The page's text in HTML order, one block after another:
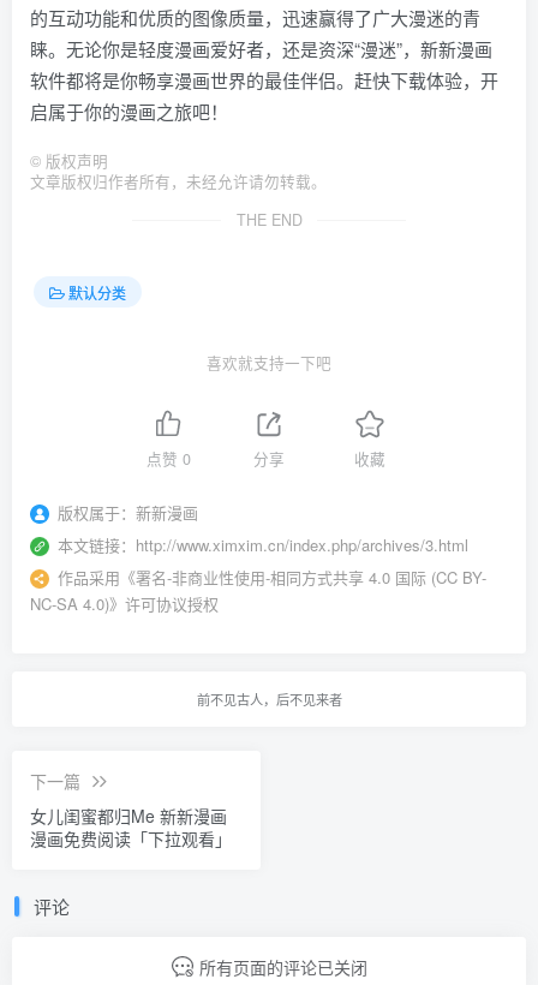
的互动功能和优质的图像质量，迅速赢得了广大漫迷的青
睐。无论你是轻度漫画爱好者，还是资深“漫迷”，新新漫画
软件都将是你畅享漫画世界的最佳伴侣。赶快下载体验，开
启属于你的漫画之旅吧！
© 版权声明
文章版权归作者所有，未经允许请勿转载。
THE END
默认分类
喜欢就支持一下吧
点赞 0 分享 收藏
版权属于： 新新漫画
本文链接： http://www.ximxim.cn/index.php/archives/3.html
作品采用 《署名-非商业性使用-相同方式共享 4.0 国际 (CC BY-
NC-SA 4.0)》许可协议授权
前不见古人，后不见来者
下一篇
女儿闺蜜都归Me 新新漫画
漫画免费阅读「下拉观看」
评论
所有页面的评论已关闭